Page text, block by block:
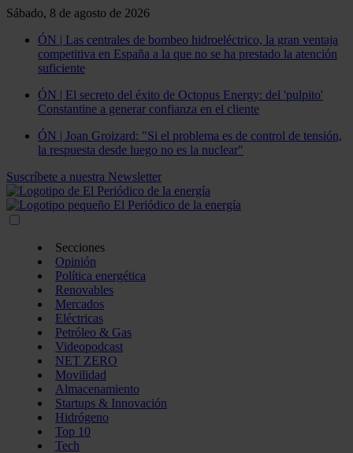
Sábado, 8 de agosto de 2026
ÓN | Las centrales de bombeo hidroeléctrico, la gran ventaja
competitiva en España a la que no se ha prestado la atención
suficiente
ÓN | El secreto del éxito de Octopus Energy: del 'pulpito'
Constantine a generar confianza en el cliente
ÓN | Joan Groizard: "Si el problema es de control de tensión,
la respuesta desde luego no es la nuclear"
Suscríbete a nuestra Newsletter
Secciones
Opinión
Política energética
Renovables
Mercados
Eléctricas
Petróleo & Gas
Videopodcast
NET ZERO
Movilidad
Almacenamiento
Startups & Innovación
Hidrógeno
Top 10
Tech